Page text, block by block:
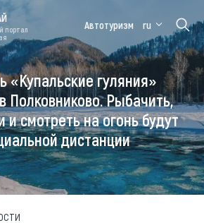
Медицинский
форум
Алтайская
зимовка
портал
Автотуризм ru
«Купальские гуляния»
Полковниково. Рыбачить,
и смотреть на огонь будут
дистанции